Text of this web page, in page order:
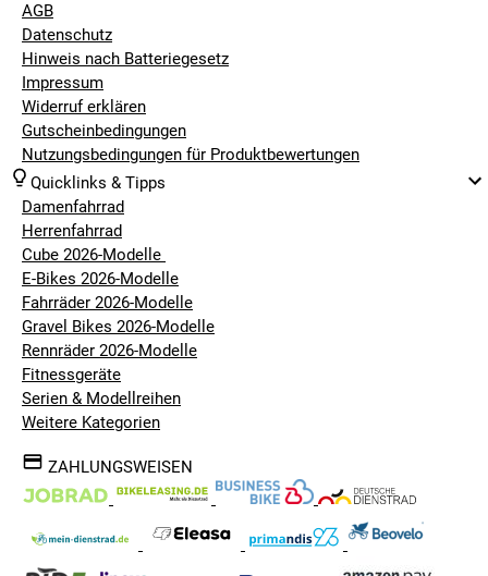
AGB
Datenschutz
Hinweis nach Batteriegesetz
Impressum
Widerruf erklären
Gutscheinbedingungen
Nutzungsbedingungen für Produktbewertungen
Quicklinks & Tipps
Damenfahrrad
Herrenfahrrad
Cube 2026-Modelle
E-Bikes 2026-Modelle
Fahrräder 2026-Modelle
Gravel Bikes 2026-Modelle
Rennräder 2026-Modelle
Fitnessgeräte
Serien & Modellreihen
Weitere Kategorien
ZAHLUNGSWEISEN